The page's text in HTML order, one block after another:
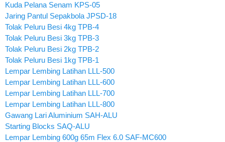
Kuda Pelana Senam KPS-05
Jaring Pantul Sepakbola JPSD-18
Tolak Peluru Besi 4kg TPB-4
Tolak Peluru Besi 3kg TPB-3
Tolak Peluru Besi 2kg TPB-2
Tolak Peluru Besi 1kg TPB-1
Lempar Lembing Latihan LLL-500
Lempar Lembing Latihan LLL-600
Lempar Lembing Latihan LLL-700
Lempar Lembing Latihan LLL-800
Gawang Lari Aluminium SAH-ALU
Starting Blocks SAQ-ALU
Lempar Lembing 600g 65m Flex 6.0 SAF-MC600